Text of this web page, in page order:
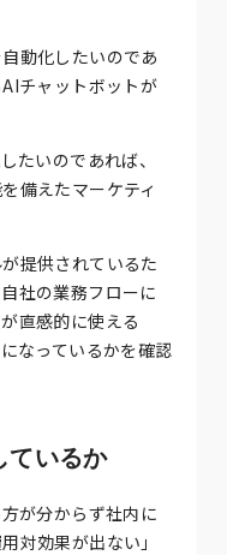
動化したいのであ
チャットボットが
たいのであれば、
備えたマーケティ
提供されているた
社の業務フローに
直感的に使える
なっているかを確認
ているか
が分からず社内に
対効果が出ない」